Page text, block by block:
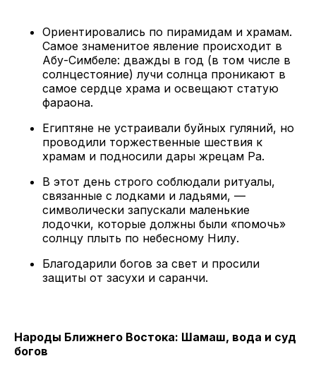
Ориентировались по пирамидам и храмам.
Самое знаменитое явление происходит в
Абу-Симбеле: дважды в год (в том числе в
солнцестояние) лучи солнца проникают в
самое сердце храма и освещают статую
фараона.
Египтяне не устраивали буйных гуляний, но
проводили торжественные шествия к
храмам и подносили дары жрецам Ра.
В этот день строго соблюдали ритуалы,
связанные с лодками и ладьями, —
символически запускали маленькие
лодочки, которые должны были «помочь»
солнцу плыть по небесному Нилу.
Благодарили богов за свет и просили
защиты от засухи и саранчи.
Народы Ближнего Востока: Шамаш, вода и суд
богов